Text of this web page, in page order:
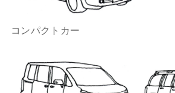
コンパクトカー